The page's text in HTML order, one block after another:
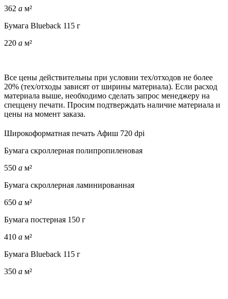
362 a м²
Бумага Blueback 115 г
220 a м²
Все цены действительны при условии тех/отходов не более
20% (тех/отходы зависят от ширины материала). Если расход
материала выше, необходимо сделать запрос менеджеру на
спеццену печати. Просим подтверждать наличие материала и
цены на момент заказа.
Широкоформатная печать Афиш 720 dpi
Бумага скроллерная полипропиленовая
550 a м²
Бумага скроллерная ламинированная
650 a м²
Бумага постерная 150 г
410 a м²
Бумага Blueback 115 г
350 a м²